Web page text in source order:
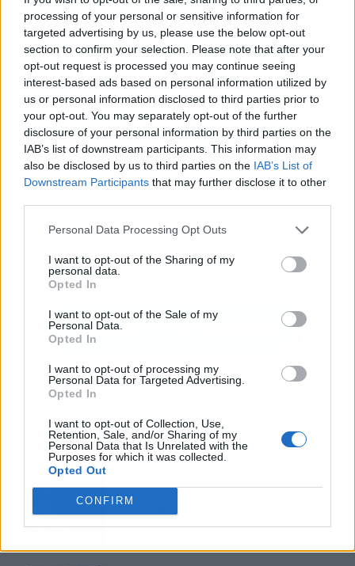
processing of your personal or sensitive information for
targeted advertising by us, please use the below opt-out
section to confirm your selection. Please note that after your
opt-out request is processed you may continue seeing
interest-based ads based on personal information utilized by
us or personal information disclosed to third parties prior to
your opt-out. You may separately opt-out of the further
disclosure of your personal information by third parties on the
IAB’s list of downstream participants. This information may
also be disclosed by us to third parties on the IAB’s List of
Downstream Participants that may further disclose it to other
Personal Data Processing Opt Outs
I want to opt-out of the Sharing of my
personal data.
Opted In
I want to opt-out of the Sale of my
Personal Data.
Opted In
I want to opt-out of processing my
Personal Data for Targeted Advertising.
Opted In
I want to opt-out of Collection, Use,
Retention, Sale, and/or Sharing of my
Personal Data that Is Unrelated with the
Purposes for which it was collected.
Opted Out
CONFIRM
Publicidad
Los más vistos
voz sigue desafiando implacable el paso
del tiempo